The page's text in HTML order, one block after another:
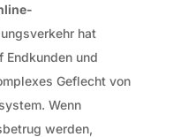
hat
und
Geflecht von
Wenn
werden,